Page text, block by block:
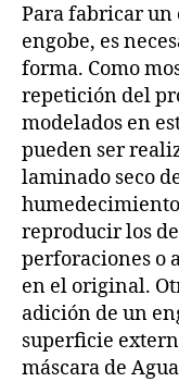
Para fabricar un
engobe, es
forma. Como
repetición del
modelados en
pueden ser
laminado seco
reproducir los
perforaciones o
en el original.
adición de un
superficie
máscara de